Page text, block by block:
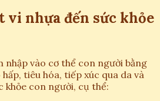
vi nhựa đến sức khỏe
nhập vào cơ thể con người bằng
tiêu hóa, tiếp xúc qua da và
khỏe con người, cụ thể: